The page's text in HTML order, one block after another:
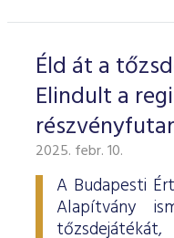
Éld át a
Elindult a
2025. febr. 10.
A Budapesti
Alapítvány